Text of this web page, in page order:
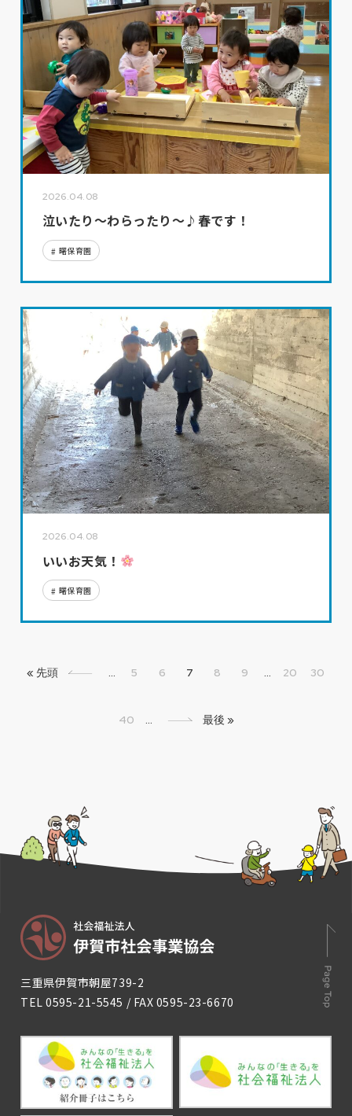
2026.04.08
泣いたり～わらったり～♪春です！
曙保育園
2026.04.08
いいお天気！
曙保育園
« 先頭 « ... 5 6 7 8 9 ... 20 30
40 ... » 最後 »
三重県伊賀市朝屋739-2
TEL0595-21-5545 / FAX 0595-23-6670